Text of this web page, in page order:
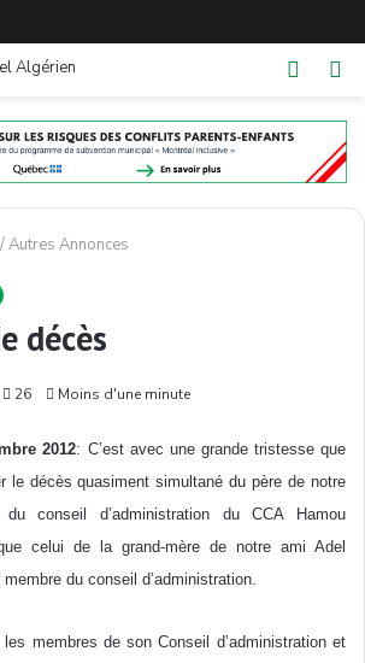
Switch
/Autres Annonces
décès
26 Moins d'une minute
2012: C’est avec une grande tristesse que
le décès quasiment simultané du père de notre
conseil d’administration du CCA Hamou
celui de la grand-mère de notre ami Adel
du conseil d’administration.
membres de son Conseil d’administration et